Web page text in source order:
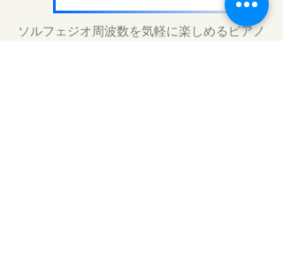
ソルフェジオ周波数を気軽に楽しめるピアノ